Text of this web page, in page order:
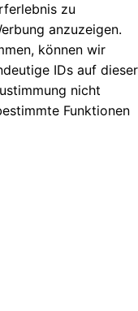
zu
anzuzeigen.
können wir
IDs auf dieser
nicht
Funktionen